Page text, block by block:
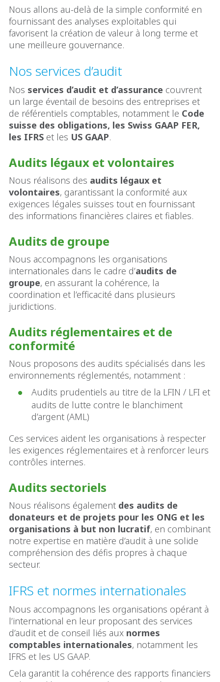
Nous allons au-delà de la simple conformité en
fournissant des analyses exploitables qui
favorisent la création de valeur à long terme et
une meilleure gouvernance.
Nos services d’audit
Nos services d’audit et d’assurance couvrent
un large éventail de besoins des entreprises et
de référentiels comptables, notamment le Code
suisse des obligations, les Swiss GAAP FER,
les IFRS et les US GAAP.
Audits légaux et volontaires
Nous réalisons des audits légaux et
volontaires, garantissant la conformité aux
exigences légales suisses tout en fournissant
des informations financières claires et fiables.
Audits de groupe
Nous accompagnons les organisations
internationales dans le cadre d’audits de
groupe, en assurant la cohérence, la
coordination et l’efficacité dans plusieurs
juridictions.
Audits réglementaires et de
conformité
Nous proposons des audits spécialisés dans les
environnements réglementés, notamment :
Audits prudentiels au titre de la LFIN / LFI et
audits de lutte contre le blanchiment
d’argent (AML)
Ces services aident les organisations à respecter
les exigences réglementaires et à renforcer leurs
contrôles internes.
Audits sectoriels
Nous réalisons également des audits de
donateurs et de projets pour les ONG et les
organisations à but non lucratif, en combinant
notre expertise en matière d’audit à une solide
compréhension des défis propres à chaque
secteur.
IFRS et normes internationales
Nous accompagnons les organisations opérant à
l’international en leur proposant des services
d’audit et de conseil liés aux normes
comptables internationales, notamment les
IFRS et les US GAAP.
Cela garantit la cohérence des rapports financiers